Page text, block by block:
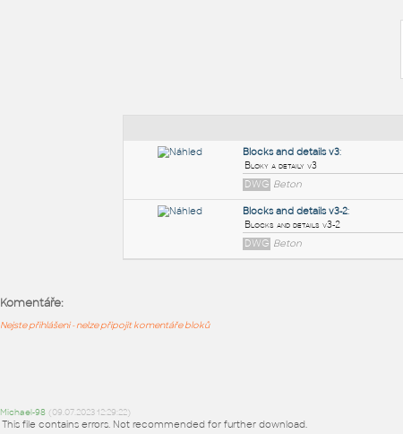
Komentáře:
Nejste přihlášeni - nelze připojit komentáře bloků
Michael-98 (09.07.2023 12:29:22)
This file contains errors. Not recommended for further download.